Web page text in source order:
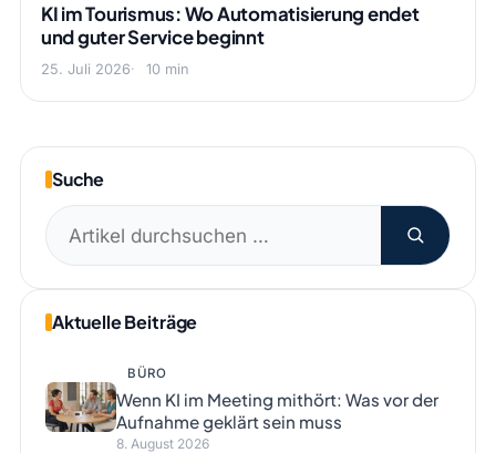
KI im Tourismus: Wo Automatisierung endet
und guter Service beginnt
25. Juli 2026 10 min
Suche
Suchen
nach:
Aktuelle Beiträge
BÜRO
Wenn KI im Meeting mithört: Was vor der
Aufnahme geklärt sein muss
8. August 2026